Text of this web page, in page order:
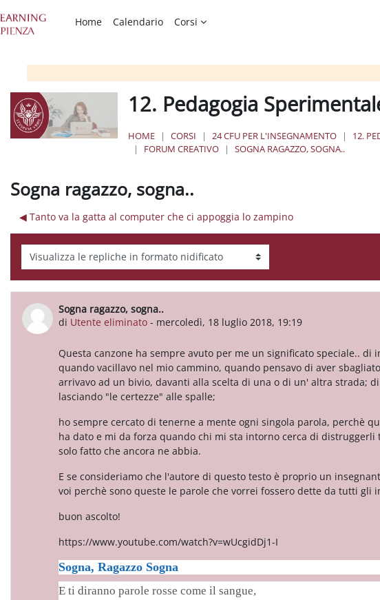
Home Calendario Corsi
12. Pedagogia
HOME CORSI 24 CFU PER L'INSEGNAMENTO 12.
FORUM CREATIVO
SOGNA RAGAZZO, SOGNA..
Sogna ragazzo, sogna..
◀︎ Tanto va la gatta al computer che ci appoggia lo zampino
Modalità visualizzazione
Sogna ragazzo, sogna..
di Utente eliminato - mercoledì, 18 luglio 2018, 19:19
Numero di risposte: 0
Questa canzone ha sempre avuto per me un significato speciale..
quando vacillavo nel mio cammino, quando pensavo di aver
arrivavo ad un bivio, davanti alla scelta di una o di un' altra strada;
lasciando "le certezze" alle spalle;
ho sempre cercato di tenerne a mente ogni singola parola, perchè
ha dato e mi da forza quando chi mi sta intorno cerca di
solo fatto che ancora ne abbia.
E se consideriamo che l'autore di questo testo è proprio un
voi perchè sono queste le parole che vorrei fossero dette da tutti gli
buon ascolto!
https://www.youtube.com/watch?v=wUcgidDj1-I
Sogna, Ragazzo Sogna
E ti diranno parole rosse come il sangue,